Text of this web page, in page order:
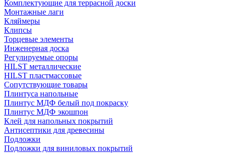
Комплектующие для террасной доски
Монтажные лаги
Кляймеры
Клипсы
Торцевые элементы
Инженерная доска
Регулируемые опоры
HILST металлические
HILST пластмассовые
Сопутствующие товары
Плинтуса напольные
Плинтус МДФ белый под покраску
Плинтус МДФ экошпон
Клей для напольных покрытий
Антисептики для древесины
Подложки
Подложки для виниловых покрытий